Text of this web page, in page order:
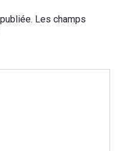
Les champs